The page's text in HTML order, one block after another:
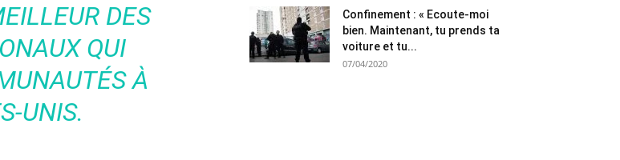
DES
QUI
À
UNIS.
Confinement : « Ecoute-moi
bien. Maintenant, tu prends ta
voiture et tu...
07/04/2020